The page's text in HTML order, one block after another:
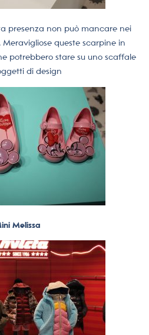
presenza non può mancare nei
Meravigliose queste scarpine in
potrebbero stare su uno scaffale
di design
Melissa